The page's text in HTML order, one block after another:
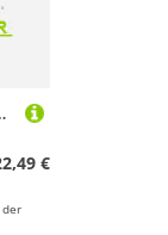
40 mm / 0º
€